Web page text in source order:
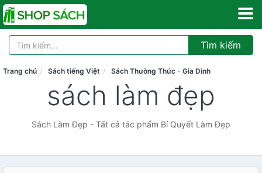
Tìm kiếm
Trang chủ Sách tiếng Việt Sách Thường Thức - Gia Đình
sách làm đẹp
Sách Làm Đẹp - Tất cả tác phẩm Bí Quyết Làm Đẹp